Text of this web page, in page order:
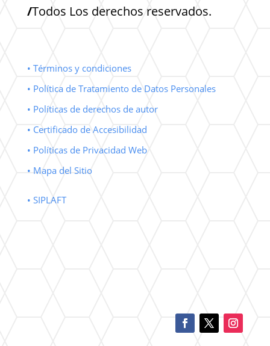
/Todos Los derechos reservados.
• Términos y condiciones
• Política de Tratamiento de Datos Personales
• Políticas de derechos de autor
• Certificado de Accesibilidad
• Políticas de Privacidad Web
• Mapa del Sitio
• SIPLAFT